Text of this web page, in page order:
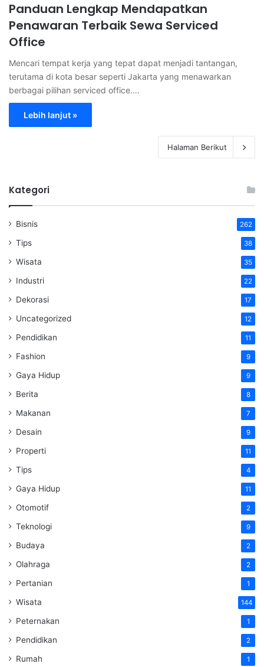
Panduan Lengkap Mendapatkan
Penawaran Terbaik Sewa Serviced
Office
Mencari tempat kerja yang tepat dapat menjadi tantangan,
terutama di kota besar seperti Jakarta yang menawarkan
berbagai pilihan serviced office.…
Lebih lanjut »
Halaman Berikut
Kategori
Bisnis 262
Tips 38
Wisata 35
Industri 22
Dekorasi 17
Uncategorized 12
Pendidikan 11
Fashion 9
Gaya Hidup 9
Berita 8
Makanan 7
Desain 9
Properti 11
Tips 4
Gaya Hidup 11
Otomotif 2
Teknologi 9
Budaya 2
Olahraga 2
Pertanian 1
Wisata 144
Peternakan 1
Pendidikan 2
Rumah 1